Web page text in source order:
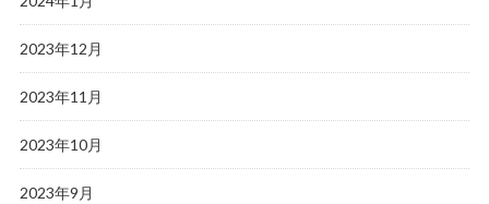
2023年12月
2023年11月
2023年10月
2023年9月